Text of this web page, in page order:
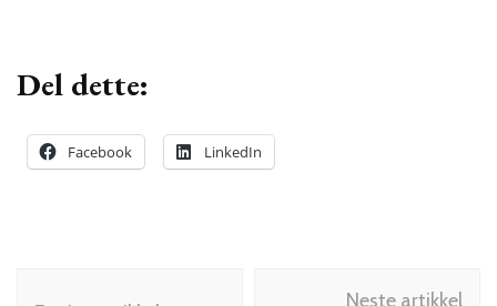
Del dette:
Facebook LinkedIn
Neste artikkel